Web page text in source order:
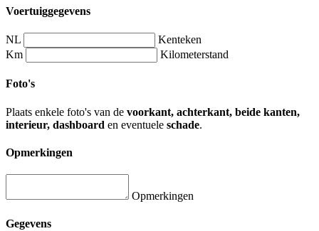
Voertuiggegevens
NL
Kenteken
Km
Kilometerstand
Foto's
Plaats enkele foto's van de voorkant, achterkant, beide kanten,
interieur, dashboard en eventuele schade.
Opmerkingen
Opmerkingen
Gegevens